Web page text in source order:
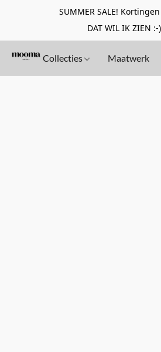
SUMMER SALE!
DAT WIL IK ZIEN :-)
Collecties Maatwerk